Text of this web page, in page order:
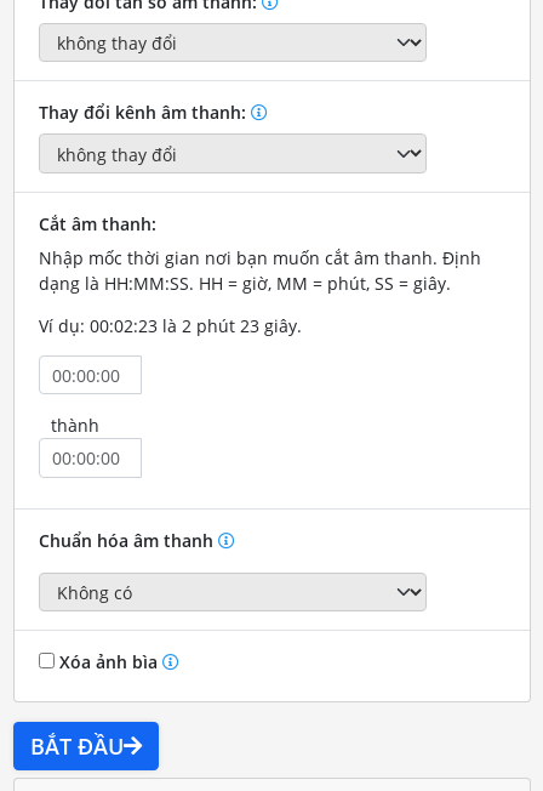
Thay đổi kênh âm thanh:
Cắt âm thanh:
Nhập mốc thời gian nơi bạn muốn cắt âm thanh. Định
dạng là HH:MM:SS. HH = giờ, MM = phút, SS = giây.
Ví dụ: 00:02:23 là 2 phút 23 giây.
thành
Chuẩn hóa âm thanh
Xóa ảnh bìa
BẮT ĐẦU